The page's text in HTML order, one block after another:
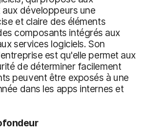
développeurs une
et claire des éléments
composants intégrés aux
services logiciels. Son
est qu'elle permet aux
de déterminer facilement
peuvent être exposés à une
dans les apps internes et